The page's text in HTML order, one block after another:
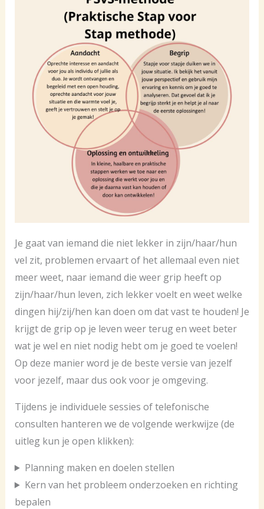
Je gaat van iemand die niet lekker in zijn/haar/hun
vel zit, problemen ervaart of het allemaal even niet
meer weet, naar iemand die weer grip heeft op
zijn/haar/hun leven, zich lekker voelt en weet welke
dingen hij/zij/hen kan doen om dat vast te houden! Je
krijgt de grip op je leven weer terug en weet beter
wat je wel en niet nodig hebt om je goed te voelen!
Op deze manier word je de beste versie van jezelf
voor jezelf, maar dus ook voor je omgeving.
Tijdens je individuele sessies of telefonische
consulten hanteren we de volgende werkwijze (de
uitleg kun je open klikken):
Planning maken en doelen stellen
Kern van het probleem onderzoeken en richting
bepalen